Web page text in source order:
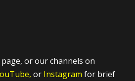
or our channels on
or Instagram for brief